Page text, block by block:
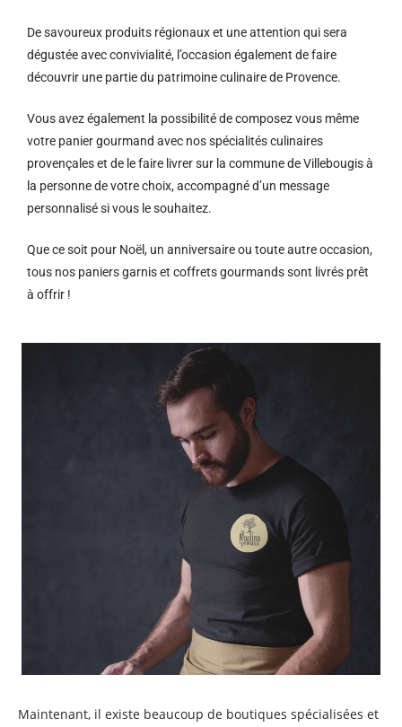
De savoureux produits régionaux et une attention qui sera
dégustée avec convivialité, l’occasion également de faire
découvrir une partie du patrimoine culinaire de Provence.
Vous avez également la possibilité de composez vous même
votre panier gourmand avec nos spécialités culinaires
provençales et de le faire livrer sur la commune de Villebougis à
la personne de votre choix, accompagné d’un message
personnalisé si vous le souhaitez.
Que ce soit pour Noël, un anniversaire ou toute autre occasion,
tous nos paniers garnis et coffrets gourmands sont livrés prêt
à offrir !
Maintenant, il existe beaucoup de boutiques spécialisées et